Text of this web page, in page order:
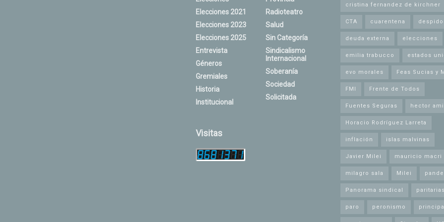
Elecciones 2021
Elecciones 2023
Elecciones 2025
Entrevista
Géneros
Gremiales
Historia
Institucional
Radioteatro
Salud
Sin Categoría
Sindicalismo
Internacional
Soberanía
Sociedad
Solicitada
Visitas
cristina fernandez de kirchner
CTA cuarentena
deuda externa elecciones
emilia trabucco estados
evo morales Feas Sucias y
FMI Frente de Todos
Fuentes Seguras hector
Horacio Rodríguez Larreta
inflación islas malvinas
Javier Milei mauricio macri
milagro sala Milei
Panorama sindical paritarias
paro peronismo principal